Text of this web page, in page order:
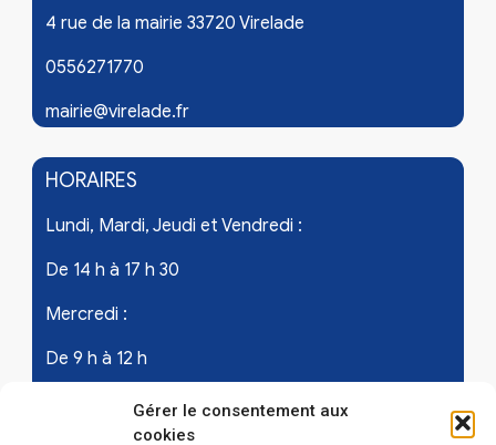
Gérer le consentement aux
cookies
4 rue de la mairie 33720 Virelade
0556271770
mairie@virelade.fr
HORAIRES
Lundi, Mardi, Jeudi et Vendredi :
De 14 h à 17 h 30
Mercredi :
De 9 h à 12 h
Samedi - les 1er et 3ème de chaque mois :